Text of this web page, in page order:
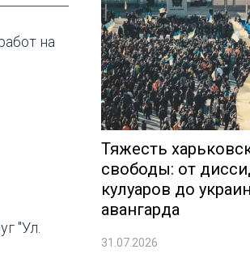
на
"Ул.
Тяжесть
свободы: от
кулуаров до
авангарда
31.07.2026